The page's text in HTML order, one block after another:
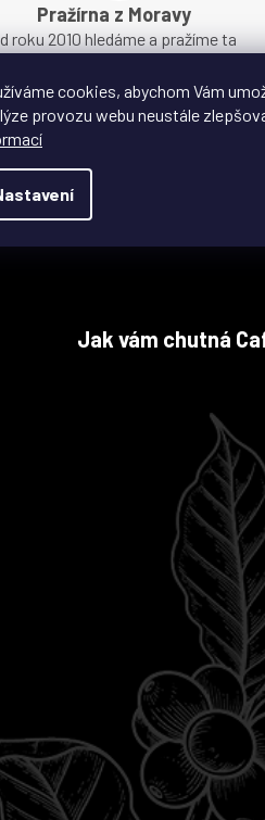
cookies, abychom Vám
provozu webu neustále
Pražírna z Moravy
roku 2010 hledáme a pražíme ta
Jak vám chutná